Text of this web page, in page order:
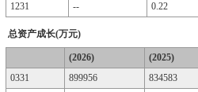
1231
-- 0.22
总资产成长(万元)
(2026) (2025)
0331
899956 834583